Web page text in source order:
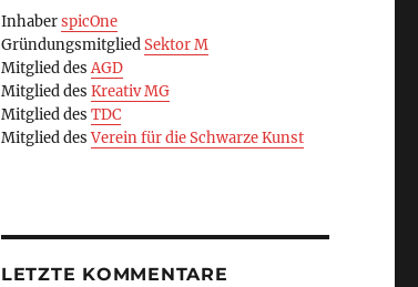
InhaberspicOne
GründungsmitgliedSektor M
Mitglied desAGD
Mitglied des Kreativ MG
Mitglied des TDC
Mitglied desVerein für die Schwarze Kunst
LETZTE KOMMENTARE